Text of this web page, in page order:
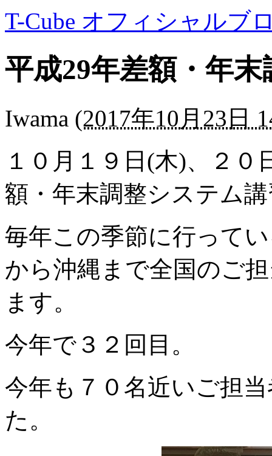
T-Cube オフィシャルブ
平成29年差額・年
Iwama (2017年10月23日
１０月１９日(木)、２
額・年末調整システム
毎年この季節に行って
から沖縄まで全国のご
ます。
今年で３２回目。
今年も７０名近いご担
た。